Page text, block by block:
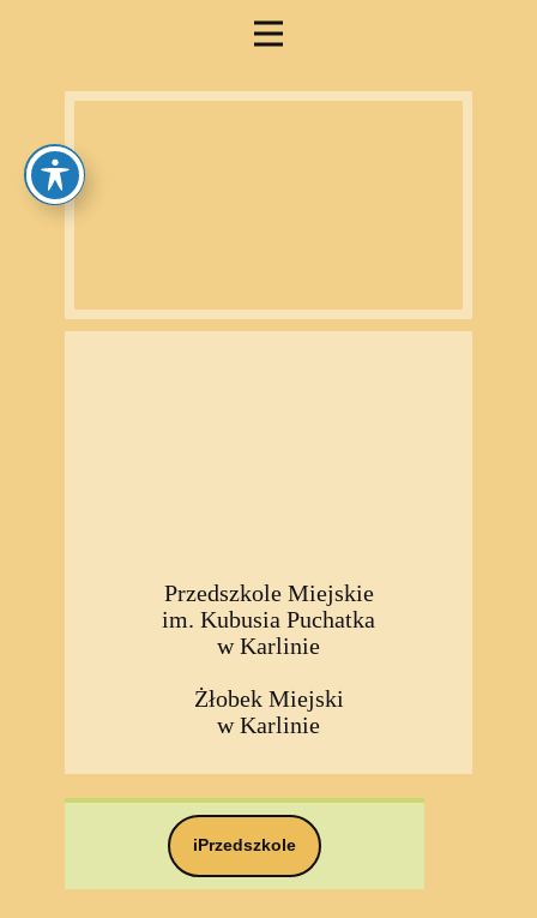
Przedszkole Miejskie
im. Kubusia Puchatka
w Karlinie
Żłobek Miejski
w Karlinie
iPrzedszkole